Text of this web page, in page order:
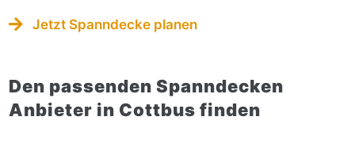
Jetzt Spanndecke planen
Den passenden Spanndecken
Anbieter in Cottbus finden